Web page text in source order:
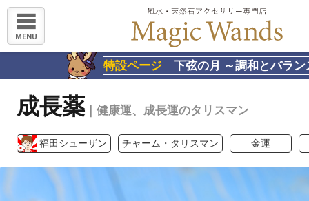
MENU
特設ページ 下弦の月 ～調和とバラン
成長薬 ｜健康運、成長運のタリスマン
福田シューザン チャーム・タリスマン 金運